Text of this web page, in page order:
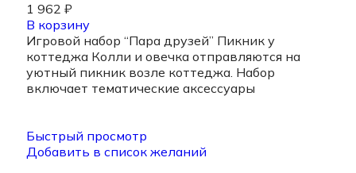
1 962 ₽
В корзину
Игровой набор “Пара друзей” Пикник у
коттеджа Колли и овечка отправляются на
уютный пикник возле коттеджа. Набор
включает тематические аксессуары
Быстрый просмотр
Добавить в список желаний